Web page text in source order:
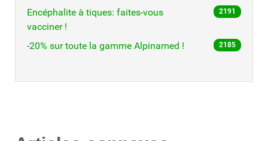
Encéphalite à tiques: faites-vous
vacciner !
2191
-20% sur toute la gamme Alpinamed ! 2185